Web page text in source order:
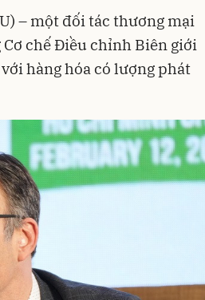
– một đối tác thương mại
chế Điều chỉnh Biên giới
hàng hóa có lượng phát